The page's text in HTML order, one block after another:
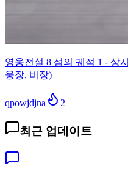
영웅전설 8 섬의 궤적 1 - 상
웅장, 비장)
qpowjdjna 2
최근 업데이트